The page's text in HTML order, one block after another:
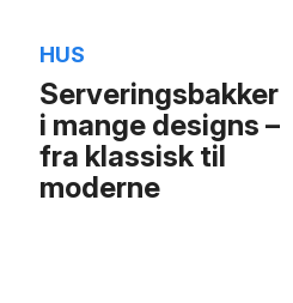
Serveringsbakker
i mange designs –
fra klassisk til
moderne
HUS